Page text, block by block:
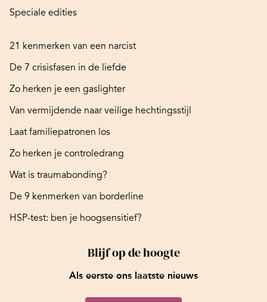
Speciale edities
21 kenmerken van een narcist
De 7 crisisfasen in de liefde
Zo herken je een gaslighter
Van vermijdende naar veilige hechtingsstijl
Laat familiepatronen los
Zo herken je controledrang
Wat is traumabonding?
De 9 kenmerken van borderline
HSP-test: ben je hoogsensitief?
Blijf op de hoogte
Als eerste ons laatste nieuws